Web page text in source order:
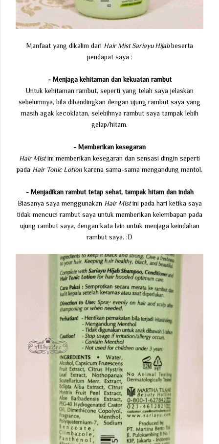
Manfaat yang dikalim dari Hair Mist Sariayu Hijabbeserta
pendapat saya :
- Menjaga kehitaman dan kekuatan rambut
Untuk kehitaman rambut, seperti yang telah saya jelaskan
sebelumnya, bila dibandingkan dengan ujung rambut saya yang
masih agak kecoklatan, selebihnya rambut saya tampak lebih
gelap/hitam.
- Memberikan kesegaran
Hair Mistini memberikan kesegaran dan sensasi dingin seperti
pada Hair Tonic Lotionkarena sama-sama mengandung mentol.
- Menjadikan rambut tetap sehat, tampak hitam dan indah
Biasanya saya menggunakan Hair Mistini pada hari ketika saya
tidak mencuci rambut saya untuk memberikan kelembapan pada
ujung rambut saya, dengan kata lain untuk menjaga keindahan
rambut saya. :D